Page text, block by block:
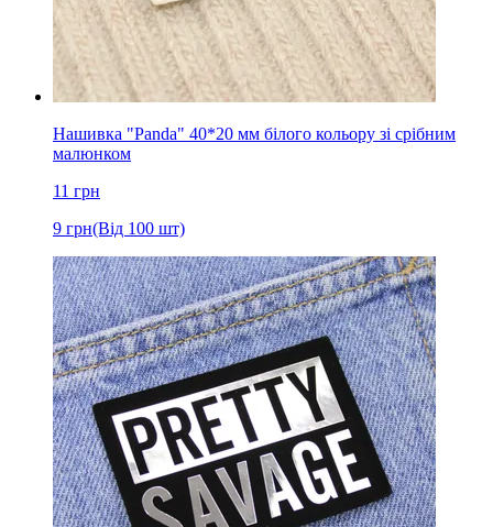
Нашивка "Panda" 40*20 мм білого кольору зі срібним
малюнком
11 грн
9 грн(Від 100 шт)